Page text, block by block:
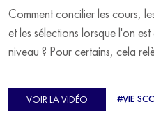
Comment concilier les cours,
et les sélections lorsque l'on
niveau ? Pour certains, cela
d'Europe de Horse-ball, qui a
avant de trouver un nouvel
VOIR LA VIDÉO #VIE